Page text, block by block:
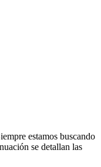
estamos buscando
se detallan las